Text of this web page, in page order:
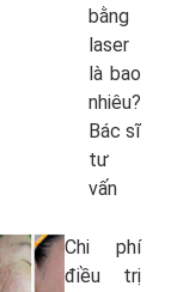
bằng
laser
là bao
nhiêu?
Bác sĩ
tư
vấn
Chi phí
điều trị